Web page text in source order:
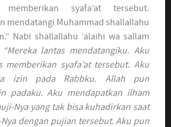
syafa’at tersebut.
mendatangi Muhammad shallallahu
Nabi shallallahu ‘alaihi wa sallam
“Mereka lantas mendatangiku. Aku
memberikan syafa’at tersebut. Aku
izin pada Rabbku. Allah pun
padaku. Aku mendapatkan ilham
Nya yang tak bisa kuhadirkan saat
dengan pujian tersebut. Aku pun